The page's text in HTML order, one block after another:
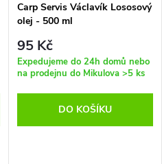
Carp Servis Václavík Lososový
olej - 500 ml
95 Kč
Expedujeme do 24h domů nebo
na prodejnu do Mikulova >5 ks
DO KOŠÍKU